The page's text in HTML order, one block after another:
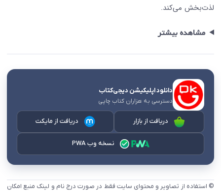
لذت‌بخش می‌کند.
مشاهده بیشتر
دانلود اپلیکیشن دیجی‌کتاب
دسترسی به هزاران کتاب چاپی
دریافت از بازار دریافت از مایکت
نسخه وب PWA
© استفاده از تصاویر و محتوای سایت فقط در صورت درج نام و لینک منبع امکان